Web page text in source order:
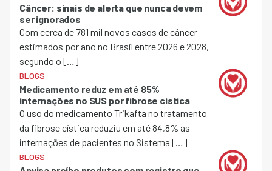
Câncer: sinais de alerta que nunca devem
ser ignorados
Com cerca de 781 mil novos casos de câncer
estimados por ano no Brasil entre 2026 e 2028,
segundo o […]
BLOGS
Medicamento reduz em até 85%
internações no SUS por fibrose cística
O uso do medicamento Trikafta no tratamento
da fibrose cística reduziu em até 84,8% as
internações de pacientes no Sistema […]
BLOGS